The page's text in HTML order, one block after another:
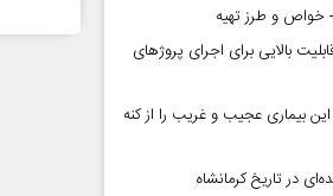
خواص و طرز تهیه
بالایی برای اجرای پروژهای
بیماری عجیب و غریب را از کنه
در تاریخ کرمانشاه